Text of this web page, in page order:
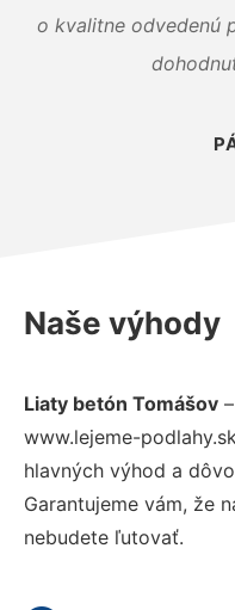
o kvalitne odvedenú
Naše výhody
Liaty betón Tomášov
www.lejeme-
hlavných výhod a
Garantujeme vám, že
nebudete ľutovať.